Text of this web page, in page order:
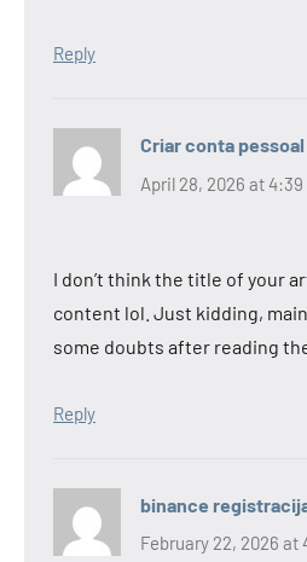
Reply
Criar conta pessoal
April 28, 2026 at 4:39
I don’t think the title of your
content lol. Just kidding,
some doubts after reading
Reply
binance
February 22, 2026 at